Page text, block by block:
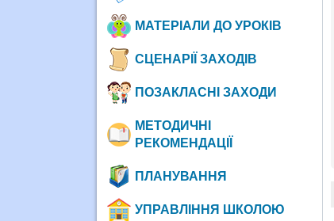
МАТЕРІАЛИ ДО УРОКІВ
СЦЕНАРІЇ ЗАХОДІВ
ПОЗАКЛАСНІ ЗАХОДИ
МЕТОДИЧНІ
РЕКОМЕНДАЦІЇ
ПЛАНУВАННЯ
УПРАВЛІННЯ ШКОЛОЮ